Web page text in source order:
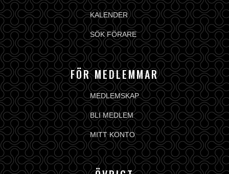
KALENDER
SÖK FÖRARE
FÖR MEDLEMMAR
MEDLEMSKAP
BLI MEDLEM
MITT KONTO